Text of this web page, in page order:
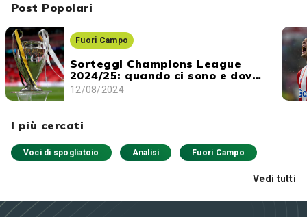
Post Popolari
Fuori Campo
Sorteggi Champions League
2024/25: quando ci sono e dove
vederli
12/08/2024
I più cercati
Voci di spogliatoio Analisi Fuori Campo
Vedi tutti